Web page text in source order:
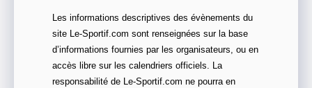
Les informations descriptives des évènements du
site Le-Sportif.com sont renseignées sur la base
d’informations fournies par les organisateurs, ou en
accès libre sur les calendriers officiels. La
responsabilité de Le-Sportif.com ne pourra en